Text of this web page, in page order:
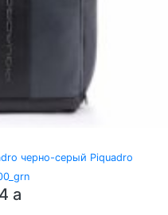
черно-серый Piquadro
a